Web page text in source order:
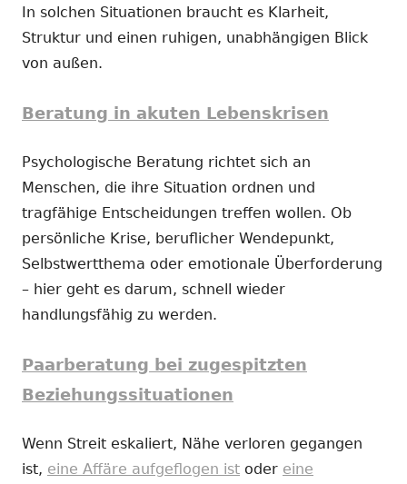
In solchen Situationen braucht es Klarheit,
Struktur und einen ruhigen, unabhängigen Blick
von außen.
Beratung in akuten Lebenskrisen
Psychologische Beratung richtet sich an
Menschen, die ihre Situation ordnen und
tragfähige Entscheidungen treffen wollen. Ob
persönliche Krise, beruflicher Wendepunkt,
Selbstwertthema oder emotionale Überforderung
– hier geht es darum, schnell wieder
handlungsfähig zu werden.
Paarberatung bei zugespitzten
Beziehungssituationen
Wenn Streit eskaliert, Nähe verloren gegangen
ist, eine Affäre aufgeflogen ist oder eine